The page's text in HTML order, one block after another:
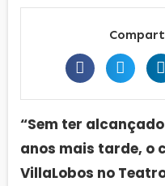
“Sem ter
anos mais tarde, o
VillaLobos no